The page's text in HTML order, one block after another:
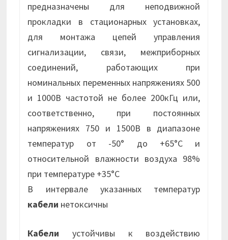
предназначены для неподвижной
прокладки в стационарных установках,
для монтажа цепей управления
сигнализации, связи, межприборных
соединений, работающих при
номинальных переменных напряжениях 500
и 1000В частотой не более 200кГц или,
соответственно, при постоянных
напряжениях 750 и 1500В в диапазоне
температур от -50° до +65°С и
относительной влажности воздуха 98%
при температуре +35°С
В интервале указанных температур
кабели нетоксичны
Кабели устойчивы к воздействию